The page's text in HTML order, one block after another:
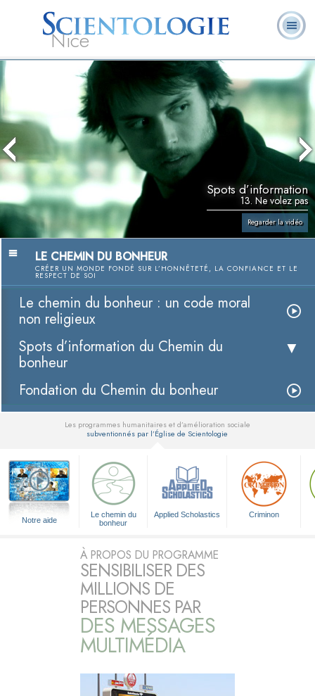
Nice
L. Ron Hubbard
Qu’est-ce que la
Scientologie ?
Ministres
volontaires
Livres
Spots d’information
13. Ne volez pas
Regarder la vidéo
LE CHEMIN DU BONHEUR
CRÉER UN MONDE FONDÉ SUR L’HONNÊTETÉ, LA CONFIANCE ET LE
RESPECT DE SOI
Le chemin du bonheur : un code moral
non religieux
Spots d’information du Chemin du
bonheur
Fondation du Chemin du bonheur
Les programmes humanitaires et d’amélioration sociale
subventionnés par l’Église de Scientologie
Notre aide
Le chemin du
bonheur
Applied Scholastics Criminon
À PROPOS DU PROGRAMME
SENSIBILISER DES
MILLIONS DE
PERSONNES PAR
DES MESSAGES
MULTIMÉDIA